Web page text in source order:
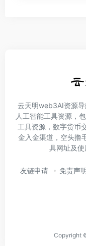
云天明web3AI资源
人工智能工具资源，
工具资源，数字货币
金入金渠道，空头撸
具网址及使
友链申请 免责声
Copyright